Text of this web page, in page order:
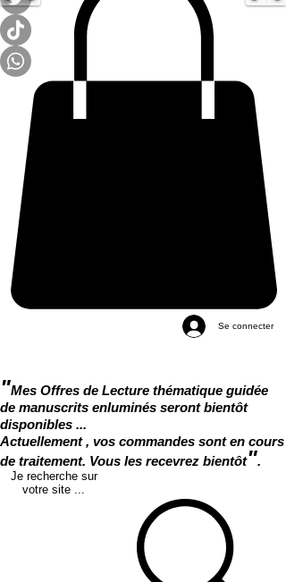
Se connecter
"Mes Offres de Lecture thématique guidée
de manuscrits enluminés seront bientôt
disponibles ...
Actuellement , vos commandes sont en cours
de traitement. Vous les recevrez bientôt".
Je recherche sur
votre site ...